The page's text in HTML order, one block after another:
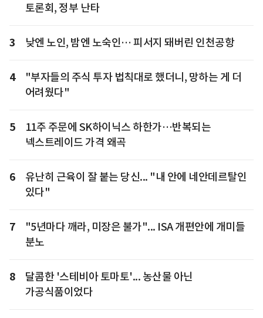
토론회, 정부 난타
3 낮엔 노인, 밤엔 노숙인… 피서지 돼버린 인천공항
4
"부자들의 주식 투자 법칙대로 했더니, 망하는 게 더
어려웠다"
5
11주 주문에 SK하이닉스 하한가…반복되는
넥스트레이드 가격 왜곡
6
유난히 근육이 잘 붙는 당신... "내 안에 네안데르탈인
있다"
7
"5년마다 깨라, 미장은 불가"... ISA 개편안에 개미들
분노
8
달콤한 '스테비아 토마토'... 농산물 아닌
가공식품이었다